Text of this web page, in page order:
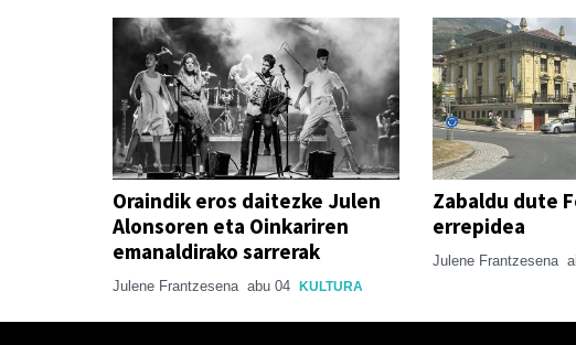
Oraindik eros daitezke Julen
Alonsoren eta Oinkariren
emanaldirako sarrerak
Julene Frantzesena abu 04 KULTURA
Zabaldu dute
errepidea
Julene Frantzesena